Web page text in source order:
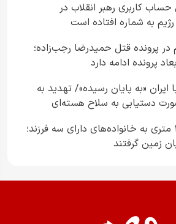
کاربری رهبر انقلاب در
به شماره افتاده است​
۴ متهم در پرونده قتل حمیدرضا رجب‌زاده؛
پرونده ادامه دارد
«به پایان رسیده»/ تهدید به
دستیابی به سلاح هسته‌ای
واگذاری زمین ۲۰۰ متری به خانواده‌های دارای سه فرزند؛